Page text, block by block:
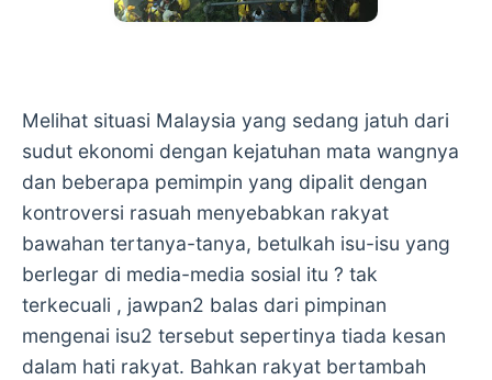
Melihat situasi Malaysia yang sedang jatuh dari
sudut ekonomi dengan kejatuhan mata wangnya
dan beberapa pemimpin yang dipalit dengan
kontroversi rasuah menyebabkan rakyat
bawahan tertanya-tanya, betulkah isu-isu yang
berlegar di media-media sosial itu ? tak
terkecuali , jawpan2 balas dari pimpinan
mengenai isu2 tersebut sepertinya tiada kesan
dalam hati rakyat. Bahkan rakyat bertambah